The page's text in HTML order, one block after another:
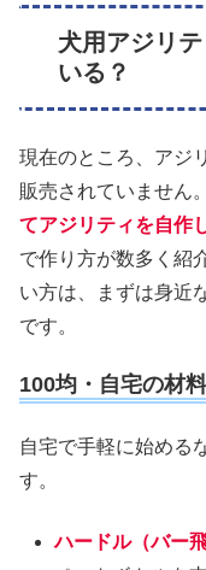
犬用アジリ
いる？
現在のところ、アジ
販売されていません
てアジリティを自作
で作り方が数多く紹
い方は、まずは身近
です。
100均・自宅の材
自宅で手軽に始める
す。
ハードル（バー飛